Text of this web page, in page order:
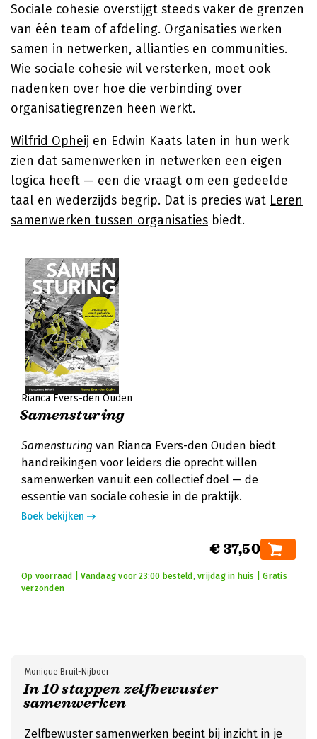
Sociale cohesie overstijgt steeds vaker de grenzen
van één team of afdeling. Organisaties werken
samen in netwerken, allianties en communities.
Wie sociale cohesie wil versterken, moet ook
nadenken over hoe die verbinding over
organisatiegrenzen heen werkt.
Wilfrid Opheij en Edwin Kaats laten in hun werk
zien dat samenwerken in netwerken een eigen
logica heeft — een die vraagt om een gedeelde
taal en wederzijds begrip. Dat is precies wat Leren
samenwerken tussen organisaties biedt.
Rianca Evers-den Ouden
Samensturing
Samensturing van Rianca Evers-den Ouden biedt
handreikingen voor leiders die oprecht willen
samenwerken vanuit een collectief doel — de
essentie van sociale cohesie in de praktijk.
Boek bekijken
€ 37,50
Op voorraad | Vandaag voor 23:00 besteld, vrijdag in huis | Gratis
verzonden
In 10 stappen zelfbewuster
samenwerken
Monique Bruil-Nijboer
Zelfbewuster samenwerken begint bij inzicht in je